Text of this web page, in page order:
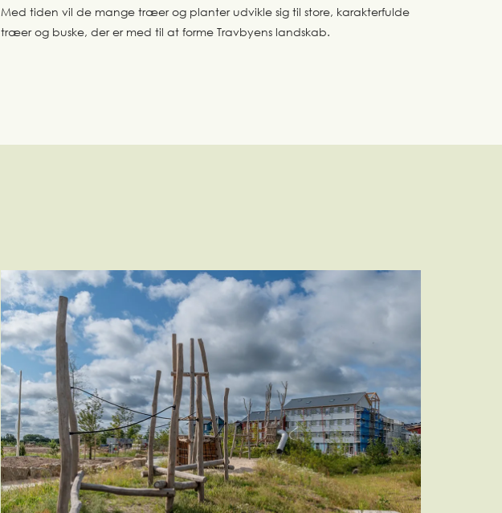
Med tiden vil de mange træer og planter udvikle sig til store, karakterfulde
træer og buske, der er med til at forme Travbyens landskab.